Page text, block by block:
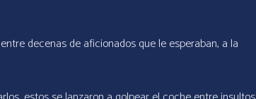
decenas de aficionados que le esperaban, a la